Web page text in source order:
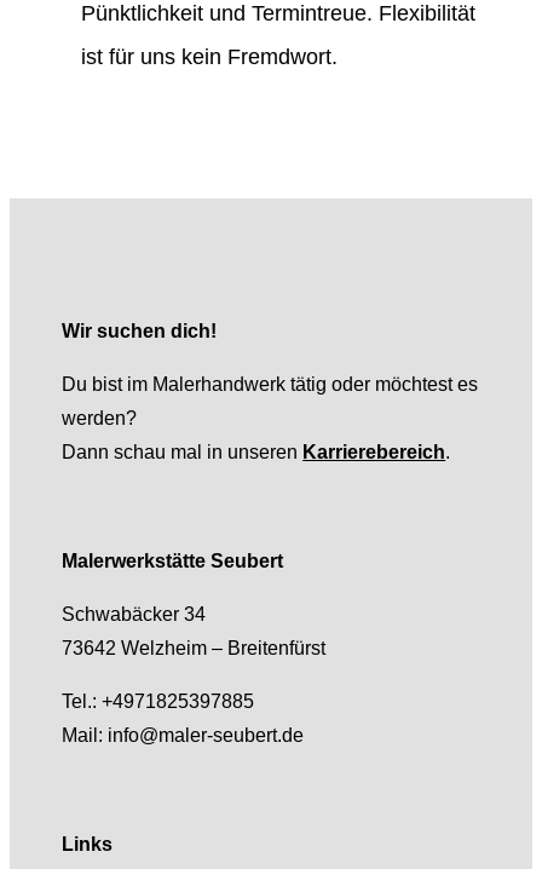
Pünktlichkeit und Termintreue. Flexibilität
ist für uns kein Fremdwort.
Wir suchen dich!
Du bist im Malerhandwerk tätig oder möchtest es
werden?
Dann schau mal in unseren Karrierebereich.
Malerwerkstätte Seubert
Schwabäcker 34
73642 Welzheim – Breitenfürst
Tel.: +4971825397885
Mail: info@maler-seubert.de
Links